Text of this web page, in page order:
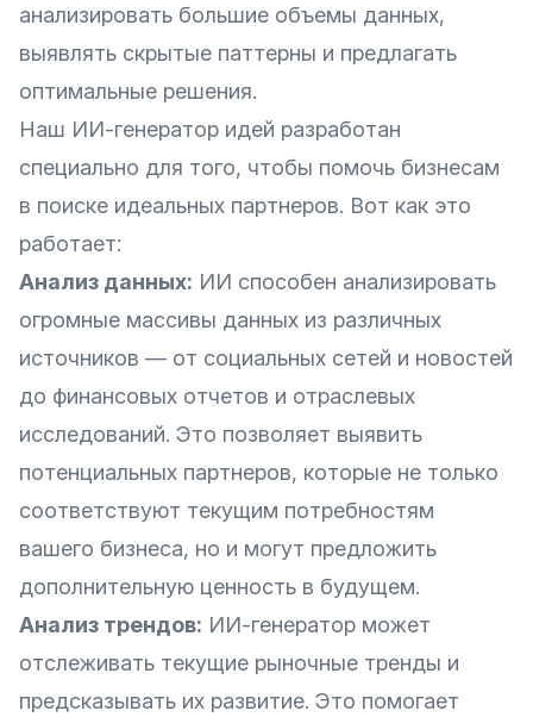
анализировать большие объемы данных,
выявлять скрытые паттерны и предлагать
оптимальные решения.
Наш ИИ-генератор идей разработан
специально для того, чтобы помочь бизнесам
в поиске идеальных партнеров. Вот как это
работает:
Анализ данных: ИИ способен анализировать
огромные массивы данных из различных
источников — от социальных сетей и новостей
до финансовых отчетов и отраслевых
исследований. Это позволяет выявить
потенциальных партнеров, которые не только
соответствуют текущим потребностям
вашего бизнеса, но и могут предложить
дополнительную ценность в будущем.
Анализ трендов: ИИ-генератор может
отслеживать текущие рыночные тренды и
предсказывать их развитие. Это помогает